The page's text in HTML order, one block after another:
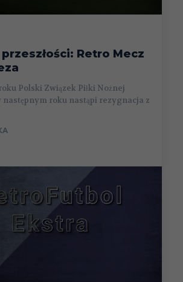
Retro Mecz
Polski Związek Piłki Nożnej
następnym roku nastąpi rezygnacja z